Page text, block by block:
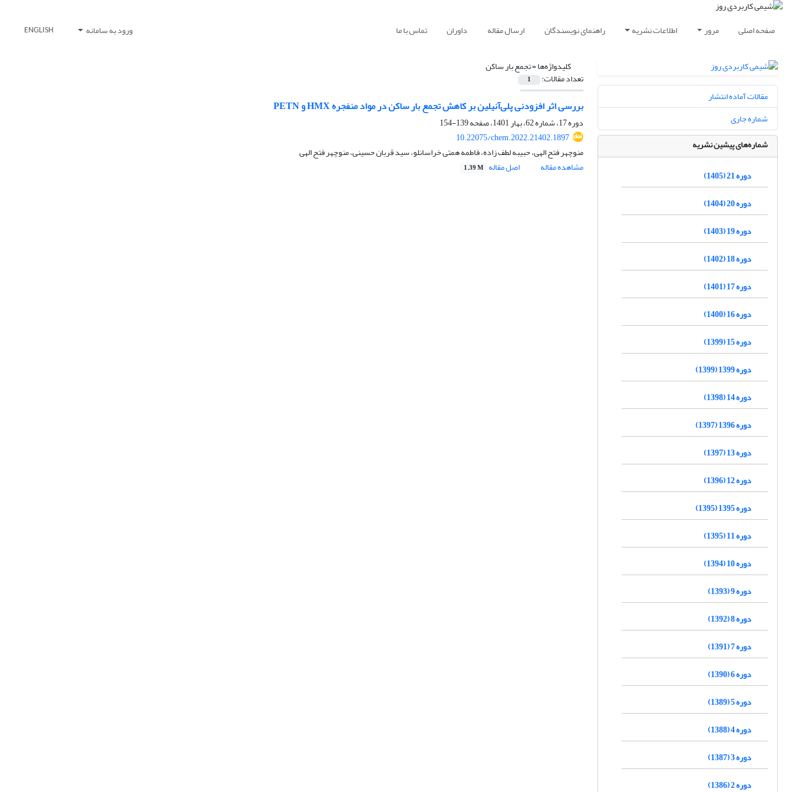
صفحه اصلی مرور اطلاعات نشریه راهنمای نویسندگان ارسال مقاله داوران تماس با ما ورود به سامانه ENGLISH
کلیدواژه‌ها =تجمع بار ساکن
تعداد مقالات: 1
بررسی اثر افزودنی پلی‌آنیلین بر کاهش تجمع بار ساکن در مواد منفجره HMX و PETN
دوره 17، شماره 62، بهار 1401، صفحه
139-154
10.22075/chem.2022.21402.1897
منوچهر فتح الهی، حبیبه لطف زاده، فاطمه همتی خراسانلو، سید قربان حسینی، منوچهر فتح الهی
مشاهده مقاله
اصل مقاله 1.39 M
مقالات آماده انتشار
شماره جاری
شماره‌های پیشین نشریه
دوره 21 (1405)
دوره 20 (1404)
دوره 19 (1403)
دوره 18 (1402)
دوره 17 (1401)
دوره 16 (1400)
دوره 15 (1399)
دوره 1399 (1399)
دوره 14 (1398)
دوره 1396 (1397)
دوره 13 (1397)
دوره 12 (1396)
دوره 1395 (1395)
دوره 11 (1395)
دوره 10 (1394)
دوره 9 (1393)
دوره 8 (1392)
دوره 7 (1391)
دوره 6 (1390)
دوره 5 (1389)
دوره 4 (1388)
دوره 3 (1387)
دوره 2 (1386)